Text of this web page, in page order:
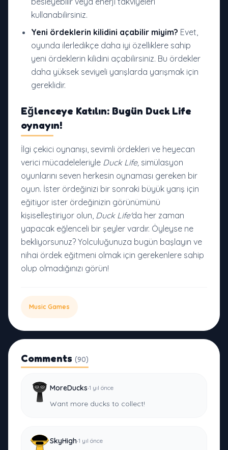
kullanabilirsiniz.
Yeni ördeklerin kilidini açabilir miyim? Evet,
oyunda ilerledikçe daha iyi özelliklere sahip
yeni ördeklerin kilidini açabilirsiniz. Bu ördekler
daha yüksek seviyeli yarışlarda yarışmak için
gereklidir.
Eğlenceye Katılın: Bugün Duck Life
oynayın!
İlgi çekici oynanışı, sevimli ördekleri ve heyecan
verici mücadeleleriyle Duck Life, simülasyon
oyunlarını seven herkesin oynaması gereken bir
oyun. İster ördeğinizi bir sonraki büyük yarış için
eğitiyor ister ördeğinizin görünümünü
kişiselleştiriyor olun, Duck Life'da her zaman
yapacak eğlenceli bir şeyler vardır. Öyleyse ne
bekliyorsunuz? Yolculuğunuza bugün başlayın ve
nihai ördek eğitmeni olmak için gerekenlere sahip
olup olmadığınızı görün!
Music Games
Comments (90)
MoreDucks·1 yıl önce
Want more ducks to collect!
SkyHigh·1 yıl önce